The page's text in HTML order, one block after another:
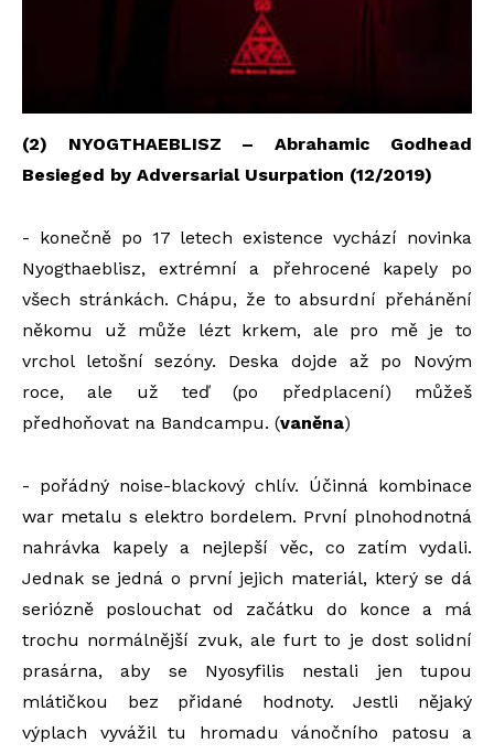
(2) NYOGTHAEBLISZ – Abrahamic Godhead
Besieged by Adversarial Usurpation (12/2019)
- konečně po 17 letech existence vychází novinka
Nyogthaeblisz, extrémní a přehrocené kapely po
všech stránkách. Chápu, že to absurdní přehánění
někomu už může lézt krkem, ale pro mě je to
vrchol letošní sezóny. Deska dojde až po Novým
roce, ale už teď (po předplacení) můžeš
předhoňovat na Bandcampu. (vaněna)
- pořádný noise-blackový chlív. Účinná kombinace
war metalu s elektro bordelem. První plnohodnotná
nahrávka kapely a nejlepší věc, co zatím vydali.
Jednak se jedná o první jejich materiál, který se dá
seriózně poslouchat od začátku do konce a má
trochu normálnější zvuk, ale furt to je dost solidní
prasárna, aby se Nyosyfilis nestali jen tupou
mlátičkou bez přidané hodnoty. Jestli nějaký
výplach vyvážil tu hromadu vánočního patosu a